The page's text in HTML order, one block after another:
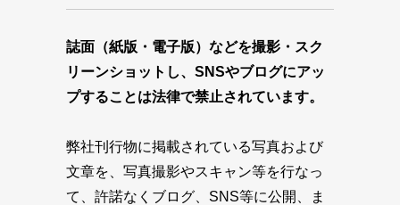
誌面（紙版・電子版）などを撮影・スク
リーンショットし、SNSやブログにアッ
プすることは法律で禁止されています。
弊社刊行物に掲載されている写真および
文章を、写真撮影やスキャン等を行なっ
て、許諾なくブログ、SNS等に公開、ま